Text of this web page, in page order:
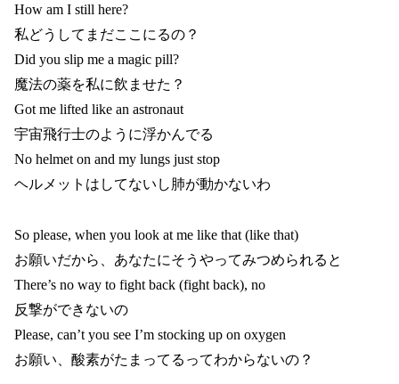
How am I still here?
私どうしてまだここにるの？
Did you slip me a magic pill?
魔法の薬を私に飲ませた？
Got me lifted like an astronaut
宇宙飛行士のように浮かんでる
No helmet on and my lungs just stop
ヘルメットはしてないし肺が動かないわ
So please, when you look at me like that (like that)
お願いだから、あなたにそうやってみつめられると
There’s no way to fight back (fight back), no
反撃ができないの
Please, can’t you see I’m stocking up on oxygen
お願い、酸素がたまってるってわからないの？